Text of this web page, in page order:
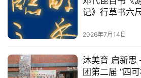
学
术
研
法
2026年7月27日
邓代昆自书《
2026年7月14日